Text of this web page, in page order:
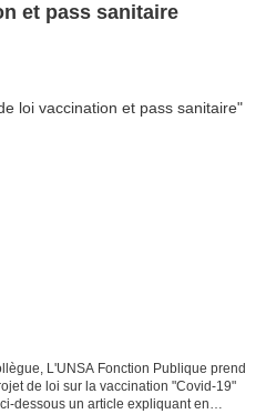
et pass sanitaire
L'UNSA Fonction Publique prend
de loi sur la vaccination "Covid-19"
dessous un article expliquant en